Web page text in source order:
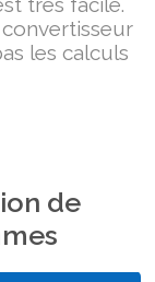
les calculs
de